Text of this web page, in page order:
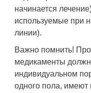
начинается
используемые при
линии).
Важно помнить!
медикаменты
индивидуальном
одного пола,